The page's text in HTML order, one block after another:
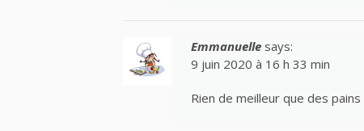
Emmanuelle says:
9 juin 2020 à 16 h 33 min
Rien de meilleur que des